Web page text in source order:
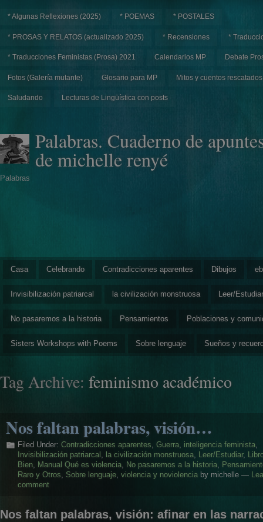
* Algunas Reflexiones (2025) * POEMAS * POSTALES
* PROSAS Y RELATOS (actualizado 2025) * Recensiones *
* Traducciones Feministas (Prosa) 2021 Calendarios MP Debate
Fotos (Galería mutante) Glosario para MP Mitos y cuentos rescatados
Saludando Lecturas de Lingüística con posts
Palabras. Cuaderno de
de michelle renyé
Palabras
Casa Celebrando Contradicciones aparentes Dibujos
Invisibilización patriarcal la civilización monstruosa Leer/Estudiar
No pasaremos a la historia Pensamientos Poblaciones y
Sisters Workshops with Poems Sobre lenguaje Sueños y
Tag Archive: feminismo académico
Nos faltan palabras, visión…
Filed Under: Contradicciones aparentes, Guerra, inteligencia feminista,
Invisibilización patriarcal , la civilización monstruosa, Leer/Estudiar,
Bien, Manual Qué es violencia, No pasaremos a la historia,
Raro y Otros, Sobre lenguaje, violencia y noviolencia by michelle —
comment
Nos faltan palabras, visión: afinar en las